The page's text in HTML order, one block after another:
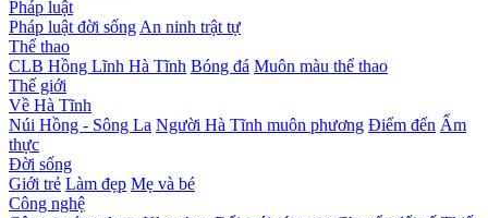
Pháp luật
Pháp luật đời sống An ninh trật tự
Thể thao
CLB Hồng Lĩnh Hà Tĩnh Bóng đá Muôn màu thể thao
Thế giới
Về Hà Tĩnh
Núi Hồng - Sông La Người Hà Tĩnh muôn phương Điểm đến Ẩm
thực
Đời sống
Giới trẻ Làm đẹp Mẹ và bé
Công nghệ